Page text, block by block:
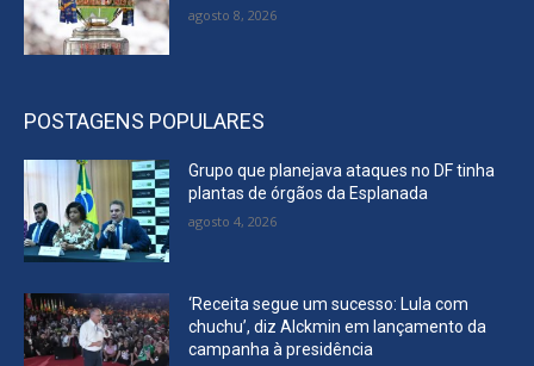
agosto 8, 2026
POSTAGENS POPULARES
Grupo que planejava ataques no DF tinha
plantas de órgãos da Esplanada
agosto 4, 2026
‘Receita segue um sucesso: Lula com
chuchu’, diz Alckmin em lançamento da
campanha à presidência